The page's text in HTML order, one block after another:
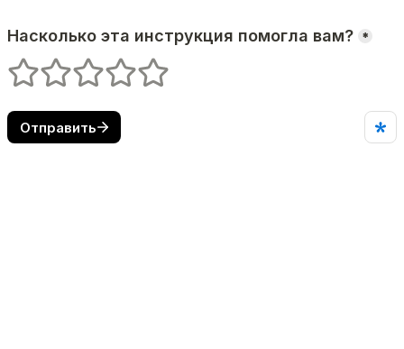
Насколько эта инструкция помогла вам? *
1 (оценка)
2 (оценка)
3 (оценка)
4 (оценка)
5 (оценка)
Отправить